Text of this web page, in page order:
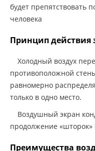
будет препятствовать
человека
Принцип действия
Холодный воздух перенаправляется вдоль потолка до
противоположной
равномерно
только в одно место.
Воздушный экран кондиционера в конечном итоге это
продолжение
Преимущества